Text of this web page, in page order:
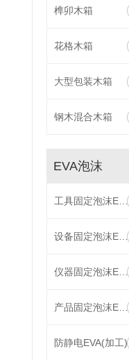
榫卯木箱
花格木箱
大型包装木箱
钢木混合木箱
EVA泡沫
工具固定泡沫EVA
设备固定泡沫EVA
仪器固定泡沫EVA
产品固定泡沫EVA
防静电EVA(加工)